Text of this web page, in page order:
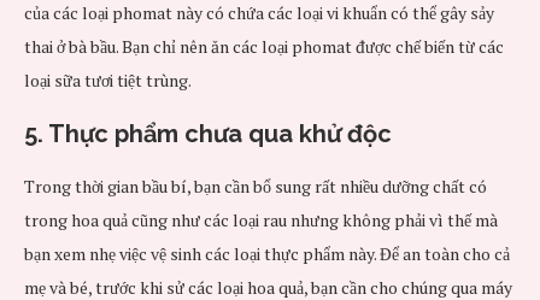
của các loại phomat này có chứa các loại vi khuẩn có thể gây sảy
thai ở bà bầu. Bạn chỉ nên ăn các loại phomat được chế biến từ các
loại sữa tươi tiệt trùng.
5. Thực phẩm chưa qua khử độc
Trong thời gian bầu bí, bạn cần bổ sung rất nhiều dưỡng chất có
trong hoa quả cũng như các loại rau nhưng không phải vì thế mà
bạn xem nhẹ việc vệ sinh các loại thực phẩm này. Để an toàn cho cả
mẹ và bé, trước khi sử các loại hoa quả, bạn cần cho chúng qua máy